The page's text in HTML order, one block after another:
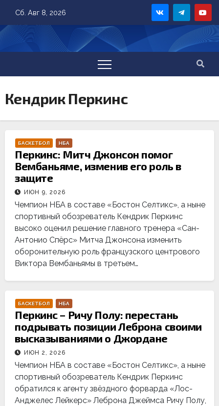
content
Сб. Авг 8, 2026
Кендрик Перкинс
БАСКЕТБОЛ НБА
Перкинс: Митч Джонсон помог
Вембаньяме, изменив его роль в
защите
ИЮН 9, 2026
Чемпион НБА в составе «Бостон Селтикс», а ныне
спортивный обозреватель Кендрик Перкинс
высоко оценил решение главного тренера «Сан-
Антонио Спёрс» Митча Джонсона изменить
оборонительную роль французского центрового
Виктора Вембаньямы в третьем…
БАСКЕТБОЛ НБА
Перкинс – Ричу Полу: перестань
подрывать позиции Леброна своими
высказываниями о Джордане
ИЮН 2, 2026
Чемпион НБА в составе «Бостон Селтикс», а ныне
спортивный обозреватель Кендрик Перкинс
обратился к агенту звёздного форварда «Лос-
Анджелес Лейкерс» Леброна Джеймса Ричу Полу,